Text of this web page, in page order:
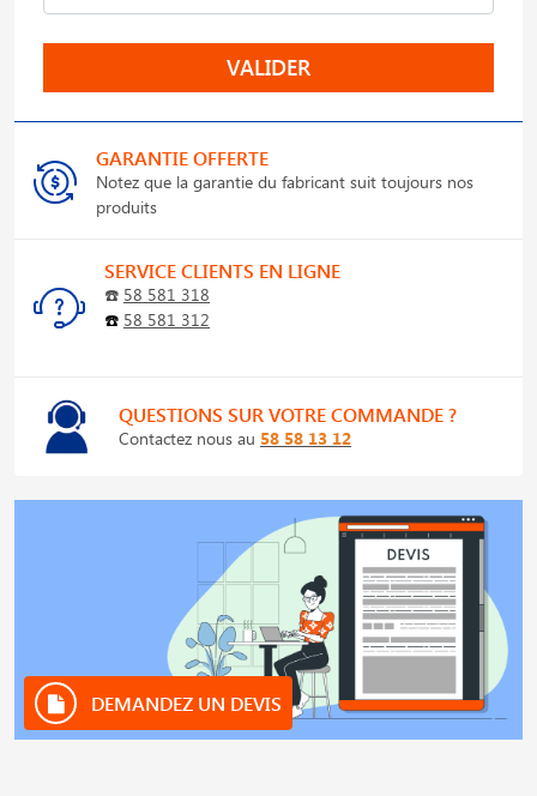
VALIDER
GARANTIE OFFERTE
Notez que la garantie du fabricant suit toujours nos
produits
SERVICE CLIENTS EN LIGNE
☎️ 58 581 318
☎️ 58 581 312
QUESTIONS SUR VOTRE COMMANDE ?
Contactez nous au 58 58 13 12
DEMANDEZ UN DEVIS